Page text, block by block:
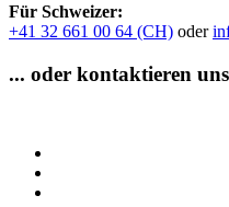
Für Schweizer:
+41 32 661 00 64 (CH) oder
... oder kontaktieren